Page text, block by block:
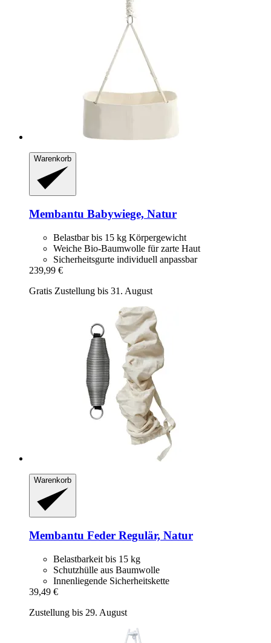
Warenkorb
Membantu Babywiege, Natur
Belastbar bis 15 kg Körpergewicht
Weiche Bio-Baumwolle für zarte Haut
Sicherheitsgurte individuell anpassbar
239,99 €
Gratis Zustellung bis 31. August
Warenkorb
Membantu Feder Regulär, Natur
Belastbarkeit bis 15 kg
Schutzhülle aus Baumwolle
Innenliegende Sicherheitskette
39,49 €
Zustellung bis 29. August